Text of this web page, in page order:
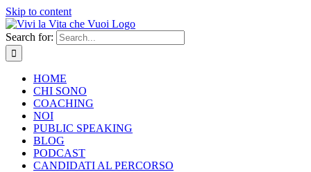
Skip to content
Search for:
HOME
CHI SONO
COACHING
NOI
PUBLIC SPEAKING
BLOG
PODCAST
CANDIDATI AL PERCORSO